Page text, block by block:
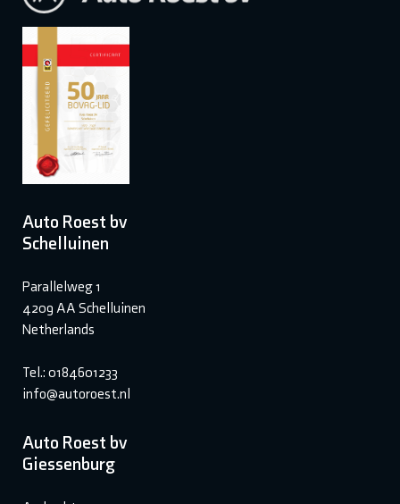
Auto Roest bv
Schelluinen
Parallelweg 1
4209 AA Schelluinen
Netherlands
Tel.: 0184601233
info@autoroest.nl
Auto Roest bv
Giessenburg